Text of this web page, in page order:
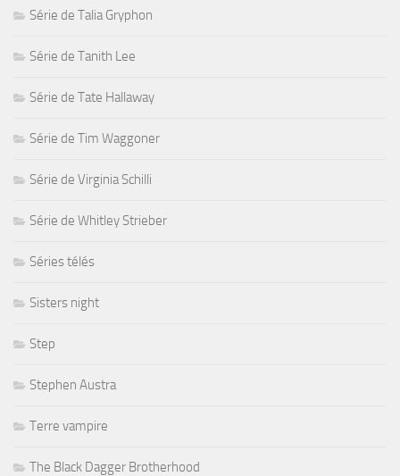
Série de Talia Gryphon
Série de Tanith Lee
Série de Tate Hallaway
Série de Tim Waggoner
Série de Virginia Schilli
Série de Whitley Strieber
Séries télés
Sisters night
Step
Stephen Austra
Terre vampire
The Black Dagger Brotherhood